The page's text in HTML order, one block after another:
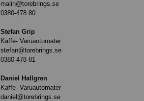
malin@torebrings.se
0380-478 80
Stefan Grip
Kaffe- Varuautomater
stefan@torebrings.se
0380-478 81
Daniel Hallgren
Kaffe- Varuautomater
daniel@torebrings.se